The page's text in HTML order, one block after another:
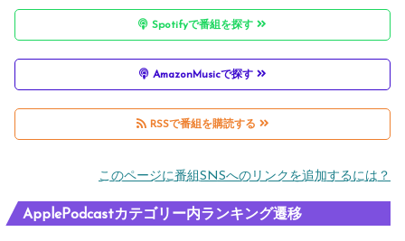
Spotifyで番組を探す
AmazonMusicで探す
RSSで番組を購読する
このページに番組SNSへのリンクを追加するには？
ApplePodcastカテゴリー内ランキング遷移